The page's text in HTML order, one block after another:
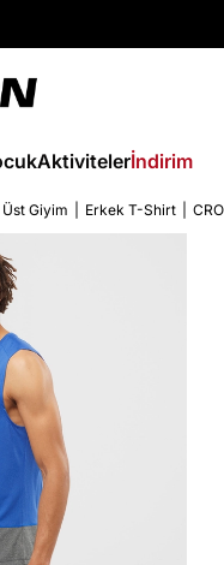
Aktivitelerİndirim
Üst Giyim Erkek T-Shirt